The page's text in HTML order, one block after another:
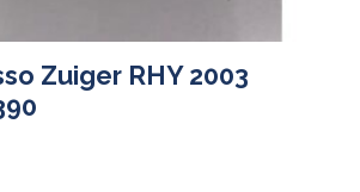
Zuiger RHY 2003